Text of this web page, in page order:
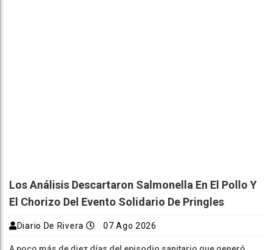
Los Análisis Descartaron Salmonella En El Pollo Y
El Chorizo Del Evento Solidario De Pringles
Diario De Rivera 07 Ago 2026